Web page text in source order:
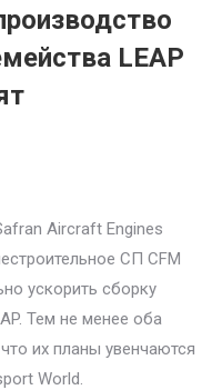
LEAP
Aircraft Engines
СП CFM
ускорить сборку
Тем не менее оба
их планы увенчаются
World.